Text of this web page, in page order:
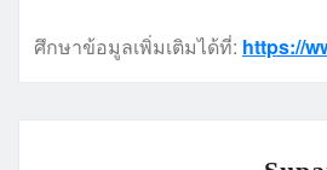
ศึกษาข้อมูลเพิ่มเติมได้ที่: https://